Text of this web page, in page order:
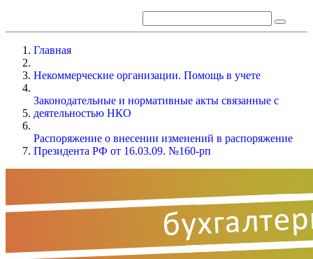
Главная
Некоммерческие организации. Помощь в учете
Законодательные и нормативные акты связанные с
деятельностью НКО
Распоряжение о внесении изменений в распоряжение
Президента РФ от 16.03.09. №160-рп